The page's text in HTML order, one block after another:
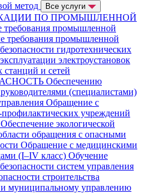
метод Все услуги
ПО ПРОМЫШЛЕННОЙ
промышленной
требования промышленной
гидротехнических
электроустановок
станций и сетей
Обеспечению
(специалистами)
Обращение с
учреждений
Обеспечение экологической
обращения с опасными
Обращение с медицинскими
(I–IV класс) Обучение
систем управления
строительства
и муниципальному управлению